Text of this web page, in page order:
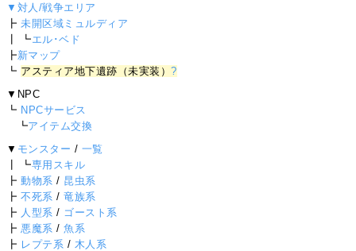
▼対人/戦争エリア
┣未開区域ミュルディア
┃ ┗エル･ベド
┣新マップ
┗ アスティア地下遺跡（未実装）?
▼NPC
┗ NPCサービス
┗アイテム交換
▼ モンスター / 一覧
┃ ┗専用スキル
┣動物系 / 昆虫系
┣不死系 /竜族系
┣ 人型系 / ゴースト系
┣ 悪魔系 /魚系
┣ レプテ系 / 木人系